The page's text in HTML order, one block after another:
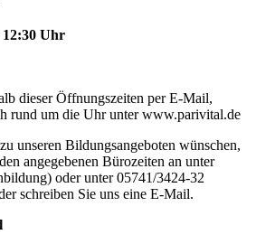
Uhr
dieser Öffnungszeiten per E-Mail,
rund um die Uhr unter www.parivital.de
unseren Bildungsangeboten wünschen,
angegebenen Bürozeiten an unter
oder unter 05741/3424-32
schreiben Sie uns eine E-Mail.